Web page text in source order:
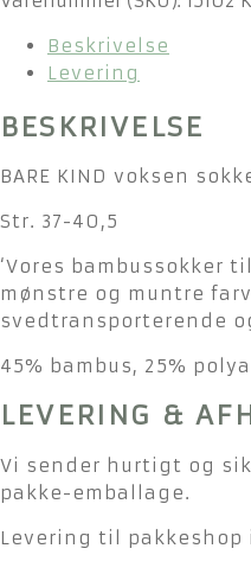
med
dyr
Heste
37-
40,5
Beskrivelse
Levering
BESKRIVELSE
BARE KIND voksen
Str. 37-40,5
‘Vores bambussokker
mønstre og muntre
svedtransporterende
45% bambus, 25%
LEVERING &
Vi sender hurtigt og
pakke-emballage.
Levering til pakkeshop